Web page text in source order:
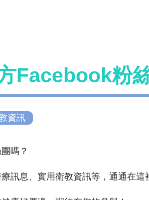
Facebook粉
資訊
嗎？
訊息、實用衛教資訊等，通通在這